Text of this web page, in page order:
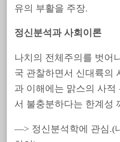
유의 부활을 주장.
정신분석과 사회이론
나치의 전체주의를 벗어
국 관찰하면서 신대륙의
과 이해에는 맑스의 사적
서 불충분하다는 한계성
—> 정신분석학에 관심.(